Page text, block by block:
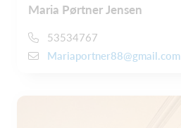
Maria Pørtner Jensen
53534767
Mariaportner88@gmail.com